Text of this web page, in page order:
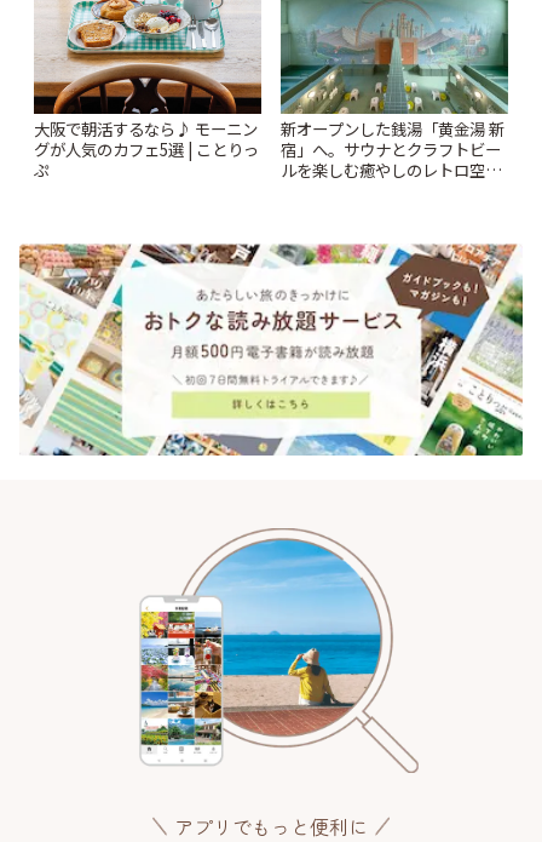
大阪で朝活するなら♪ モーニン
グが人気のカフェ5選 | ことりっ
ぷ
新オープンした銭湯「黄金湯 新
宿」へ。サウナとクラフトビー
ルを楽しむ癒やしのレトロ空間
アプリでもっと便利に